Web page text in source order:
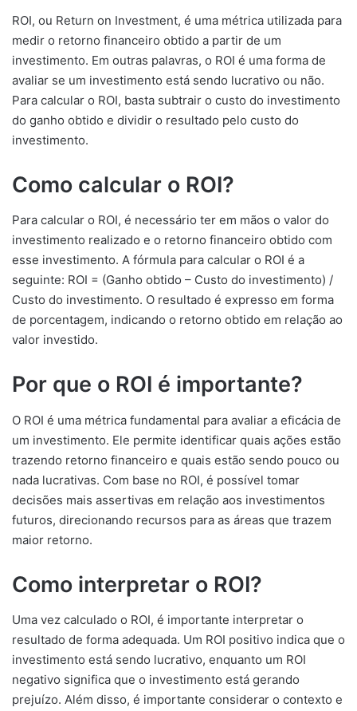
ROI, ou Return on Investment, é uma métrica utilizada para
medir o retorno financeiro obtido a partir de um
investimento. Em outras palavras, o ROI é uma forma de
avaliar se um investimento está sendo lucrativo ou não.
Para calcular o ROI, basta subtrair o custo do investimento
do ganho obtido e dividir o resultado pelo custo do
investimento.
Como calcular o ROI?
Para calcular o ROI, é necessário ter em mãos o valor do
investimento realizado e o retorno financeiro obtido com
esse investimento. A fórmula para calcular o ROI é a
seguinte: ROI = (Ganho obtido – Custo do investimento) /
Custo do investimento. O resultado é expresso em forma
de porcentagem, indicando o retorno obtido em relação ao
valor investido.
Por que o ROI é importante?
O ROI é uma métrica fundamental para avaliar a eficácia de
um investimento. Ele permite identificar quais ações estão
trazendo retorno financeiro e quais estão sendo pouco ou
nada lucrativas. Com base no ROI, é possível tomar
decisões mais assertivas em relação aos investimentos
futuros, direcionando recursos para as áreas que trazem
maior retorno.
Como interpretar o ROI?
Uma vez calculado o ROI, é importante interpretar o
resultado de forma adequada. Um ROI positivo indica que o
investimento está sendo lucrativo, enquanto um ROI
negativo significa que o investimento está gerando
prejuízo. Além disso, é importante considerar o contexto e